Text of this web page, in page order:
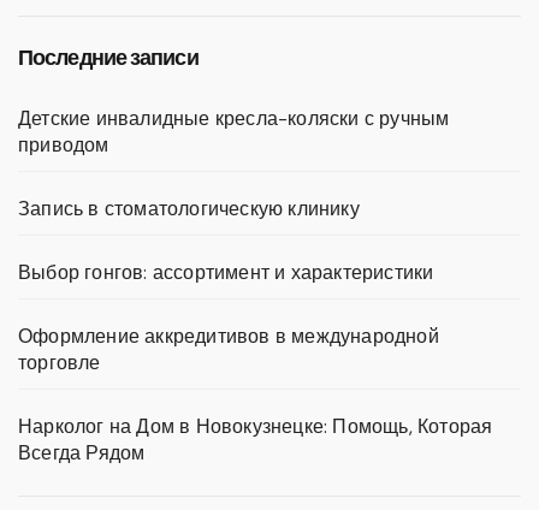
Последние записи
Детские инвалидные кресла-коляски с ручным
приводом
Запись в стоматологическую клинику
Выбор гонгов: ассортимент и характеристики
Оформление аккредитивов в международной
торговле
Нарколог на Дом в Новокузнецке: Помощь, Которая
Всегда Рядом